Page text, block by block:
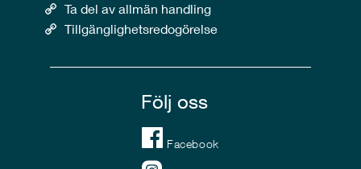
Ta del av allmän handling
Tillgänglighetsredogörelse
Följ oss
Facebook